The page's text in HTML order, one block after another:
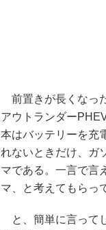
前置きが長くなっ
アウトランダー
本はバッテリーを充
れないときだけ、ガ
マである。一言で言
マ、と考えてもらっ
と、簡単に言って